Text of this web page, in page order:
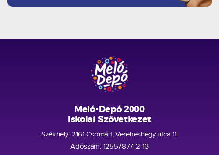
Meló-Depó 2000
Iskolai Szövetkezet
Székhely: 2161 Csomád, Verebeshegy utca 11.
Adószám: 12557877-2-13